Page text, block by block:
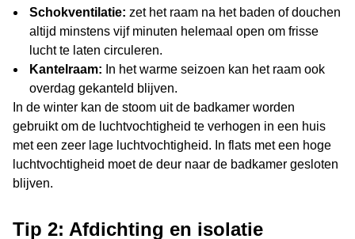
Schokventilatie: zet het raam na het baden of douchen
altijd minstens vijf minuten helemaal open om frisse
lucht te laten circuleren.
Kantelraam: In het warme seizoen kan het raam ook
overdag gekanteld blijven.
In de winter kan de stoom uit de badkamer worden
gebruikt om de luchtvochtigheid te verhogen in een huis
met een zeer lage luchtvochtigheid. In flats met een hoge
luchtvochtigheid moet de deur naar de badkamer gesloten
blijven.
Tip 2: Afdichting en isolatie